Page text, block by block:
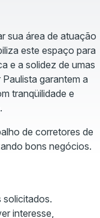
sua área de atuação
este espaço para
e a solidez de umas
garantem a
tranqüilidade e
de corretores de
bons negócios.
solicitados.
interesse,